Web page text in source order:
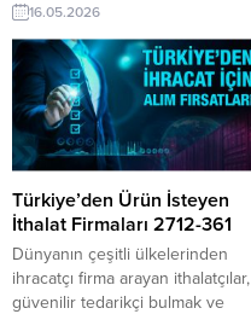
52.8Montenegro
39.1Serbia🇷🇸– 39.1Canada
🇨🇦– 34.7Uruguay🇺🇾–
34.7Cyprus🇨🇾
– 34.0Finland
🇫🇮– 32.4Lebanon 🇱🇧–
31.9Iceland🇮🇸– 31.7Austria
🇦🇹– 30Norway🇳🇴...
16.05.2026
Türkiye’den Ürün İsteyen
İthalat Firmaları 2712-361
Dünyanın çeşitli ülkelerinden
ihracatçı firma arayan ithalatçılar,
güvenilir tedarikçi bulmak ve